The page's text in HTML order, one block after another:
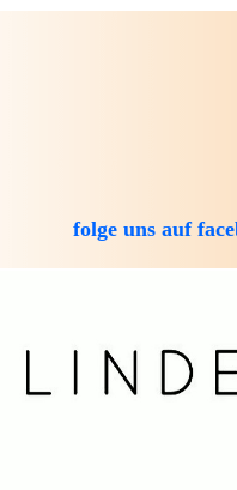
folge uns auf